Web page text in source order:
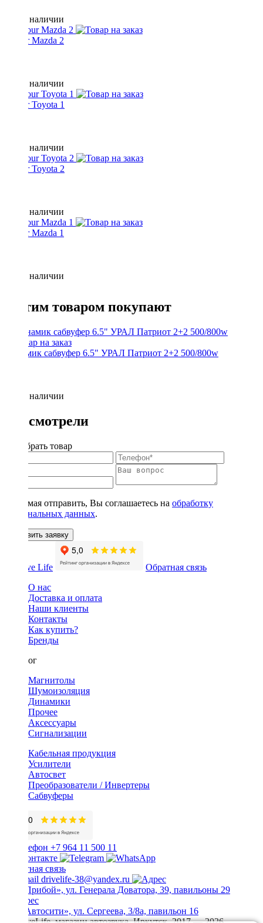
Нет в наличии
Yatour Mazda 2
Нет в наличии
Yatour Toyota 1
Нет в наличии
Yatour Toyota 2
Нет в наличии
Yatour Mazda 1
Нет в наличии
С этим товаром покупают
Динамик сабвуфер 6.5" УРАЛ Патриот 2+2 500/800w
Нет в наличии
Вы смотрели
Подобрать товар
Нажимая отправить, Вы соглашаетесь на обработку
персональных данных.
Оставить заявку
Обратная связь
О нас
Доставка и оплата
Наши клиенты
Контакты
Как купить?
Бренды
Каталог
Магнитолы
Шумоизоляция
Динамики
Прочее
Аксессуары
Сигнализации
Кабельная продукция
Усилители
Автосвет
Преобразователи / Инвертеры
Сабвуферы
+7 964 11 500 11
Обратная связь
drivelife-38@yandex.ru
ТЦ «Прибой», ул. Генерала Доватора, 39, павильоны 29
ТЦ «Автосити», ул. Сергеева, 3/8а, павильон 16